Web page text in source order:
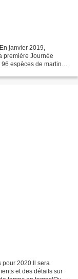
janvier 2019,
première Journée
espèces de martinets
pour 2020.Il sera
et des détails sur